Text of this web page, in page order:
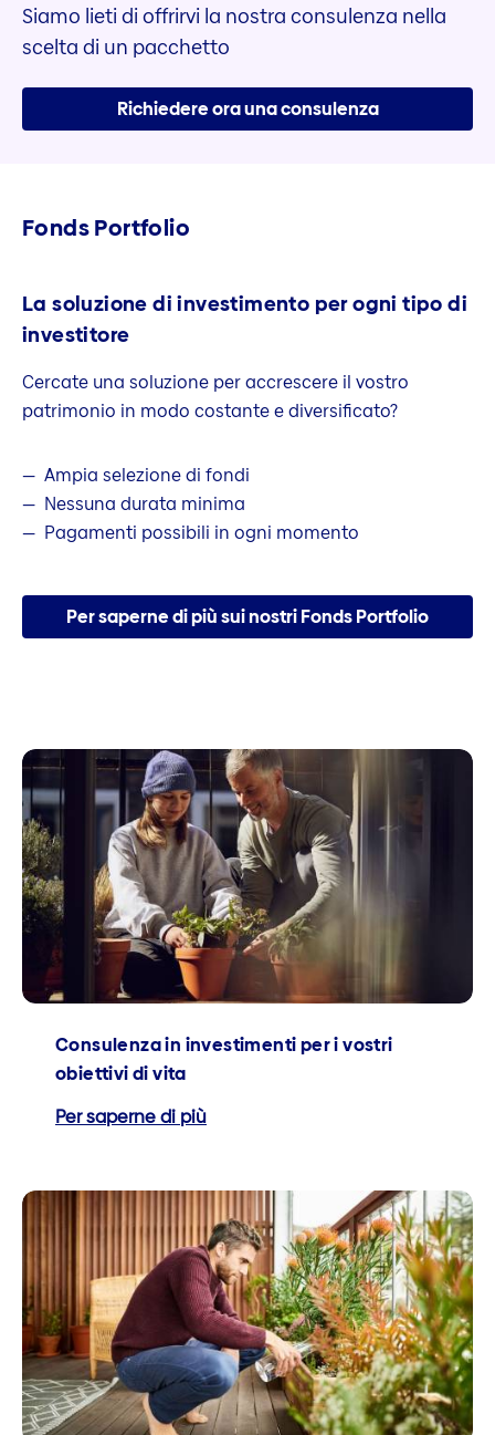
Siamo lieti di offrirvi la nostra consulenza nella
scelta di un pacchetto
Richiedere ora una consulenza
Fonds Portfolio
La soluzione di investimento per ogni tipo di
investitore
Cercate una soluzione per accrescere il vostro
patrimonio in modo costante e diversificato?
Ampia selezione di fondi
Nessuna durata minima
Pagamenti possibili in ogni momento
Per saperne di più sui nostri Fonds Portfolio
Consulenza in investimenti per i vostri
obiettivi di vita
Per saperne di più